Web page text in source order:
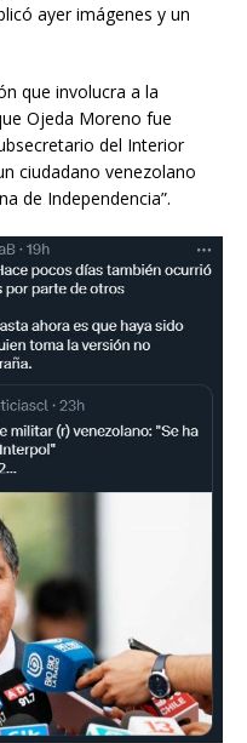
ayer imágenes y un
que involucra a la
Ojeda Moreno fue
del Interior
ciudadano venezolano
de Independencia”.